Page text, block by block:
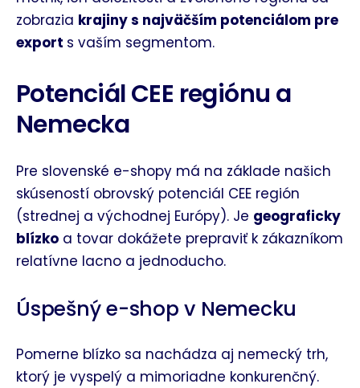
zobrazia krajiny s najväčším potenciálom pre
export s vaším segmentom.
Potenciál CEE regiónu a
Nemecka
Pre slovenské e-shopy má na základe našich
skúseností obrovský potenciál CEE región
(strednej a východnej Európy). Je geograficky
blízko a tovar dokážete prepraviť k zákazníkom
relatívne lacno a jednoducho.
Úspešný e-shop v Nemecku
Pomerne blízko sa nachádza aj nemecký trh,
ktorý je vyspelý a mimoriadne konkurenčný.